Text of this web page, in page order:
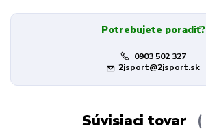
Potrebujete poradiť?
0903 502 327
2jsport@2jsport.sk
Súvisiaci tovar